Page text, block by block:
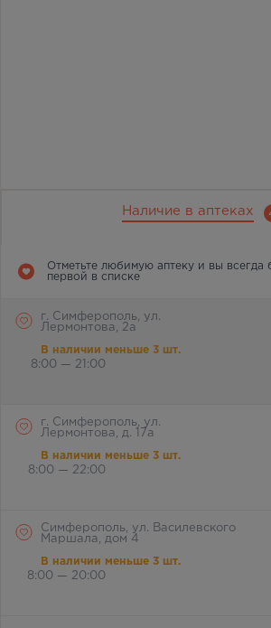
Наличие в аптеках
Отметьте любимую аптеку и вы всегда
первой в списке
г. Симферополь, ул.
Лермонтова, 2а
В наличии меньше 3 шт.
8:00 — 21:00
г. Симферополь, ул.
Лермонтова, д. 17а
В наличии меньше 3 шт.
8:00 — 22:00
Симферополь, ул. Василевского
Маршала, дом 4
В наличии меньше 3 шт.
8:00 — 20:00